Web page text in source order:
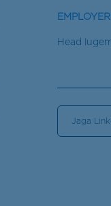
Head
Jaga